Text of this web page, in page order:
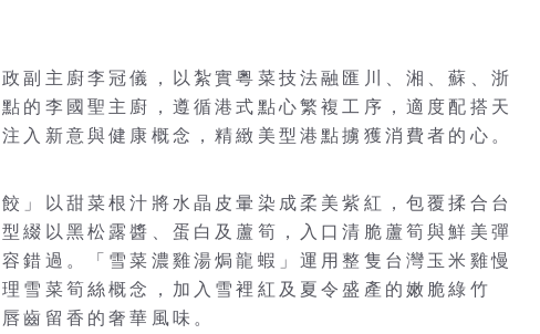
副主廚李冠儀，以紮實粵菜技法融匯川、湘、蘇、浙
的李國聖主廚，遵循港式點心繁複工序，適度配搭天
入新意與健康概念，精緻美型港點擄獲消費者的心。
」以甜菜根汁將水晶皮暈染成柔美紫紅，包覆揉合台
綴以黑松露醬、蛋白及蘆筍，入口清脆蘆筍與鮮美彈
錯過。「雪菜濃雞湯焗龍蝦」運用整隻台灣玉米雞慢
雪菜筍絲概念，加入雪裡紅及夏令盛產的嫩脆綠竹
齒留香的奢華風味。